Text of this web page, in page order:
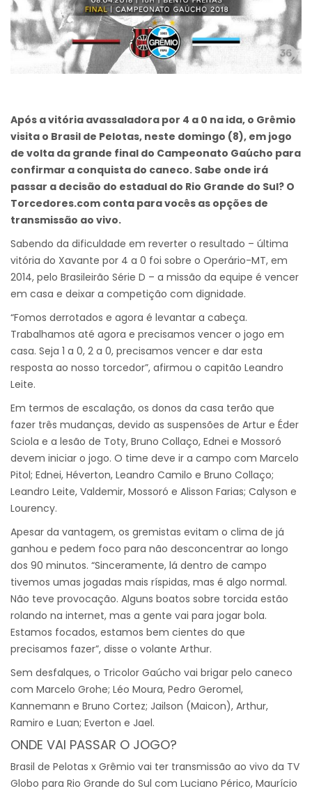
Após a vitória avassaladora por 4 a 0 na ida, o Grêmio
visita o Brasil de Pelotas, neste domingo (8), em jogo
de volta da grande final do Campeonato Gaúcho para
confirmar a conquista do caneco. Sabe onde irá
passar a decisão do estadual do Rio Grande do Sul? O
Torcedores.com conta para vocês as opções de
transmissão ao vivo.
Sabendo da dificuldade em reverter o resultado – última
vitória do Xavante por 4 a 0 foi sobre o Operário-MT, em
2014, pelo Brasileirão Série D – a missão da equipe é vencer
em casa e deixar a competição com dignidade.
“Fomos derrotados e agora é levantar a cabeça.
Trabalhamos até agora e precisamos vencer o jogo em
casa. Seja 1 a 0, 2 a 0, precisamos vencer e dar esta
resposta ao nosso torcedor”, afirmou o capitão Leandro
Leite.
Em termos de escalação, os donos da casa terão que
fazer três mudanças, devido as suspensões de Artur e Éder
Sciola e a lesão de Toty, Bruno Collaço, Ednei e Mossoró
devem iniciar o jogo. O time deve ir a campo com Marcelo
Pitol; Ednei, Héverton, Leandro Camilo e Bruno Collaço;
Leandro Leite, Valdemir, Mossoró e Alisson Farias; Calyson e
Lourency.
Apesar da vantagem, os gremistas evitam o clima de já
ganhou e pedem foco para não desconcentrar ao longo
dos 90 minutos. “Sinceramente, lá dentro de campo
tivemos umas jogadas mais ríspidas, mas é algo normal.
Não teve provocação. Alguns boatos sobre torcida estão
rolando na internet, mas a gente vai para jogar bola.
Estamos focados, estamos bem cientes do que
precisamos fazer”, disse o volante Arthur.
Sem desfalques, o Tricolor Gaúcho vai brigar pelo caneco
com Marcelo Grohe; Léo Moura, Pedro Geromel,
Kannemann e Bruno Cortez; Jailson (Maicon), Arthur,
Ramiro e Luan; Everton e Jael.
ONDE VAI PASSAR O JOGO?
Brasil de Pelotas x Grêmio vai ter transmissão ao vivo da TV
Globo para Rio Grande do Sul com Luciano Périco, Maurício